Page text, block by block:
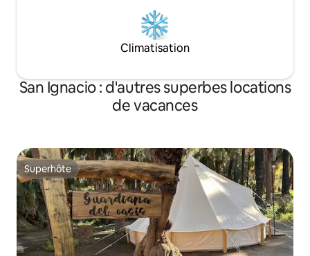
Climatisation
San Ignacio : d'autres superbes locations
de vacances
Superhôte
Superhôte